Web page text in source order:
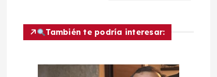
n
También te podría interesar: